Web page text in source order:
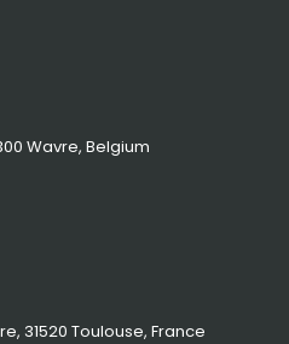
Wavre, Belgium
31520 Toulouse, France